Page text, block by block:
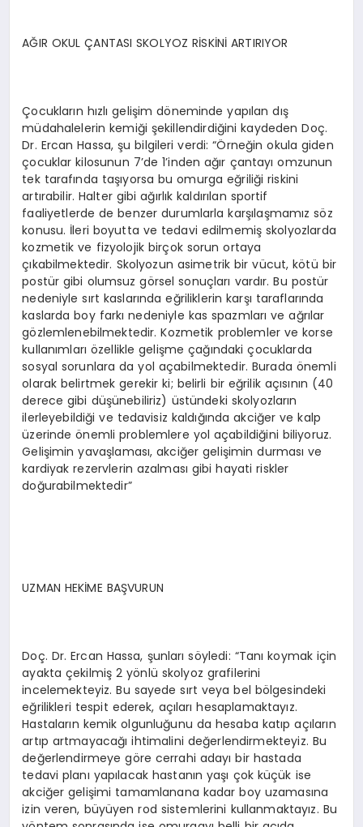
AĞIR OKUL ÇANTASI SKOLYOZ RİSKİNİ ARTIRIYOR
Çocukların hızlı gelişim döneminde yapılan dış
müdahalelerin kemiği şekillendirdiğini kaydeden Doç.
Dr. Ercan Hassa, şu bilgileri verdi: “Örneğin okula giden
çocuklar kilosunun 7’de 1’inden ağır çantayı omzunun
tek tarafında taşıyorsa bu omurga eğriliği riskini
artırabilir. Halter gibi ağırlık kaldırılan sportif
faaliyetlerde de benzer durumlarla karşılaşmamız söz
konusu. İleri boyutta ve tedavi edilmemiş skolyozlarda
kozmetik ve fizyolojik birçok sorun ortaya
çıkabilmektedir. Skolyozun asimetrik bir vücut, kötü bir
postür gibi olumsuz görsel sonuçları vardır. Bu postür
nedeniyle sırt kaslarında eğriliklerin karşı taraflarında
kaslarda boy farkı nedeniyle kas spazmları ve ağrılar
gözlemlenebilmektedir. Kozmetik problemler ve korse
kullanımları özellikle gelişme çağındaki çocuklarda
sosyal sorunlara da yol açabilmektedir. Burada önemli
olarak belirtmek gerekir ki; belirli bir eğrilik açısının (40
derece gibi düşünebiliriz) üstündeki skolyozların
ilerleyebildiği ve tedavisiz kaldığında akciğer ve kalp
üzerinde önemli problemlere yol açabildiğini biliyoruz.
Gelişimin yavaşlaması, akciğer gelişimin durması ve
kardiyak rezervlerin azalması gibi hayati riskler
doğurabilmektedir”
UZMAN HEKİME BAŞVURUN
Doç. Dr. Ercan Hassa, şunları söyledi: “Tanı koymak için
ayakta çekilmiş 2 yönlü skolyoz grafilerini
incelemekteyiz. Bu sayede sırt veya bel bölgesindeki
eğrilikleri tespit ederek, açıları hesaplamaktayız.
Hastaların kemik olgunluğunu da hesaba katıp açıların
artıp artmayacağı ihtimalini değerlendirmekteyiz. Bu
değerlendirmeye göre cerrahi adayı bir hastada
tedavi planı yapılacak hastanın yaşı çok küçük ise
akciğer gelişimi tamamlanana kadar boy uzamasına
izin veren, büyüyen rod sistemlerini kullanmaktayız. Bu